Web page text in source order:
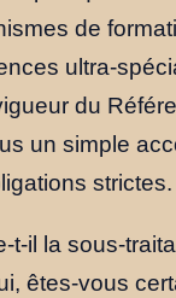
de
ultra-
du
un simple
strictes.
t-il la sous-
êtes-vous